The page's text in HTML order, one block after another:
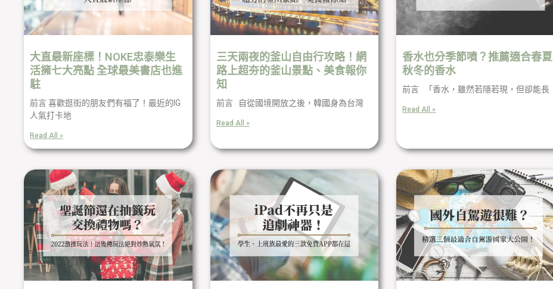
大直最新座標！NOKE忠泰樂生
活擁七大亮點 全球最美書店也進
駐
前言 喜歡逛街的朋友們有福了！最近的IG
人氣打卡地
Read All »
三天兩夜的釜山自由行攻略！網
路上超夯的釜山景點、美食報你
知
前言 自從國境開放之後，韓國身為台灣
Read All »
香水也分季節噴？推薦適合春夏
秋冬的香水
前言 「香水，雖然若隱若現，但卻能長
Read All »